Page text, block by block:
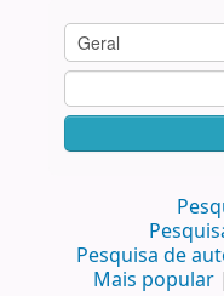
Pesquisa de
Mais popular